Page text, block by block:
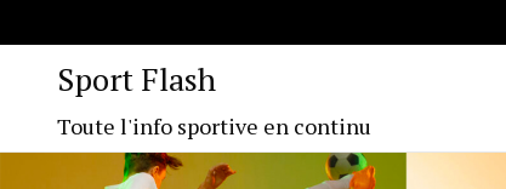
Sport Flash
Toute l'info sportive en continu